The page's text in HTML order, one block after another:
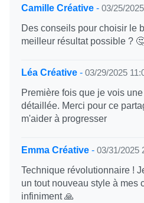
Camille Créative - 03/25/
Des conseils pour choisir le
meilleur résultat possible ?
Léa Créative - 03/29/2025
Première fois que je vois
détaillée. Merci pour ce
m'aider à progresser
Emma Créative - 03/31/2025
Technique révolutionnaire !
un tout nouveau style à mes
infiniment 🙏